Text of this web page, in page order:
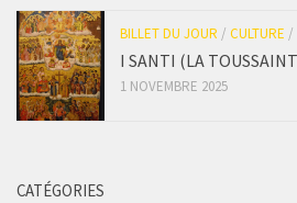
BILLET DU JOUR / CULTURE /
I SANTI (LA
1 NOVEMBRE 2025
CATÉGORIES